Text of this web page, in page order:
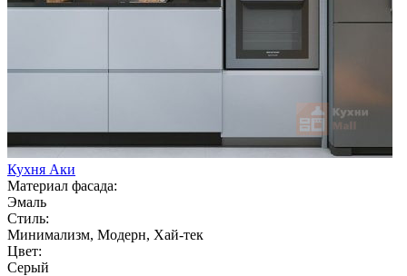
Кухня Аки
Материал фасада:
Эмаль
Стиль:
Минимализм, Модерн, Хай-тек
Цвет:
Серый